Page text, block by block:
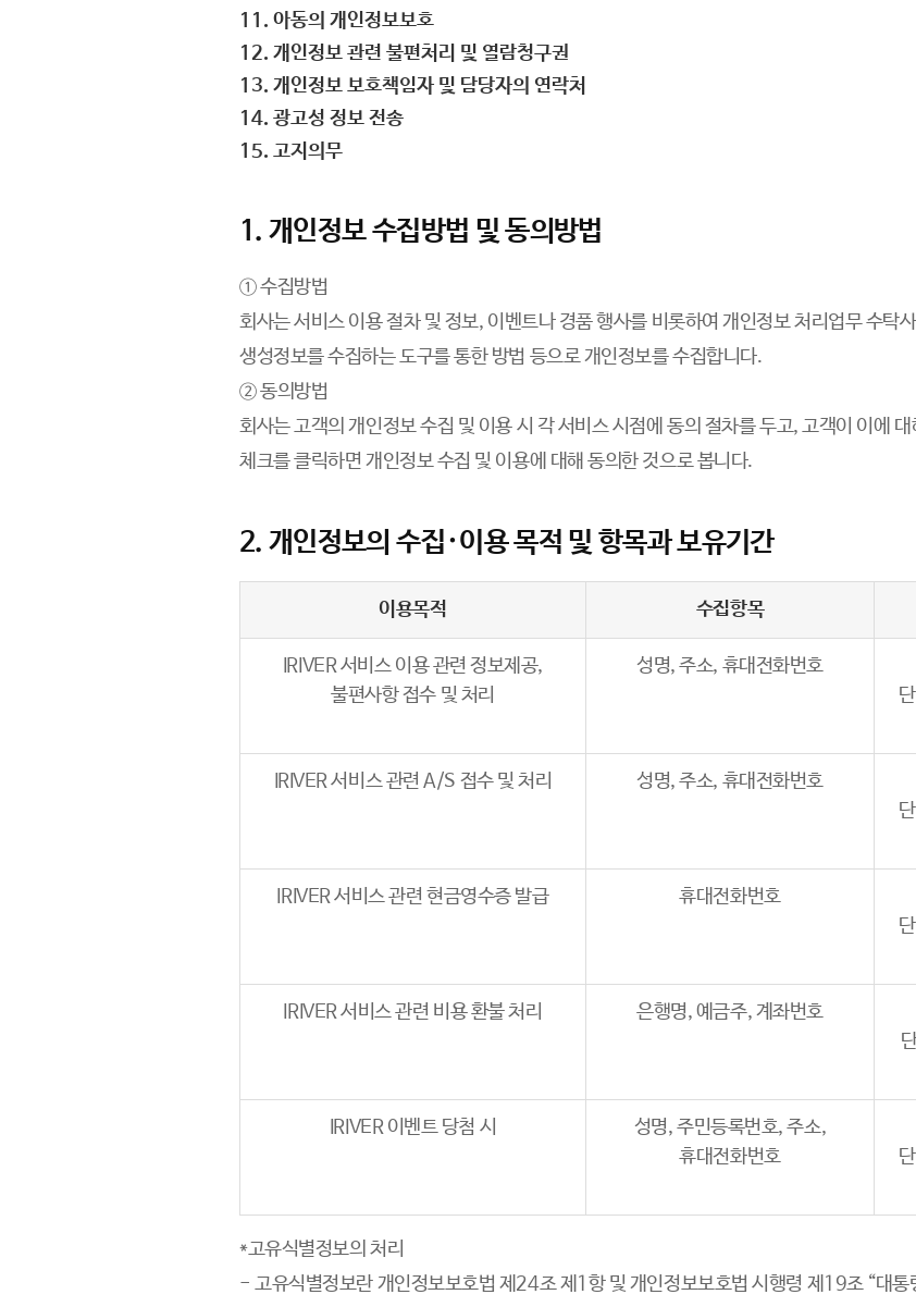
11. 아동의 개인정보보호
12. 개인정보 관련 불편처리 및 열람청구권
13. 개인정보 보호책임자 및 담당자의 연락처
14. 광고성 정보 전송
15. 고지의무
1. 개인정보 수집방법 및 동의방법
① 수집방법
회사는 서비스 이용 절차 및 정보, 이벤트나 경품 행사를 비롯하여 개인정보 처리업무 수탁
생성정보를 수집하는 도구를 통한 방법 등으로 개인정보를 수집합니다.
② 동의방법
회사는 고객의 개인정보 수집 및 이용 시 각 서비스 시점에 동의 절차를 두고, 고객이 이에
체크를 클릭하면 개인정보 수집 및 이용에 대해 동의한 것으로 봅니다.
2. 개인정보의 수집∙이용 목적 및 항목과 보유기간
이용목적 수집항목
IRIVER 서비스 이용 관련 정보제공,
불편사항 접수 및 처리
성명, 주소, 휴대전화번호
IRIVER 서비스 관련 A/S 접수 및 처리 성명, 주소, 휴대전화번호
IRIVER 서비스 관련 현금영수증 발급 휴대전화번호
IRIVER 서비스 관련 비용 환불 처리 은행명, 예금주, 계좌번호
IRIVER 이벤트 당첨 시
성명, 주민등록번호, 주소,
휴대전화번호
*고유식별정보의 처리
- 고유식별정보란 개인정보보호법 제24조 제1항 및 개인정보보호법 시행령 제19조 “대